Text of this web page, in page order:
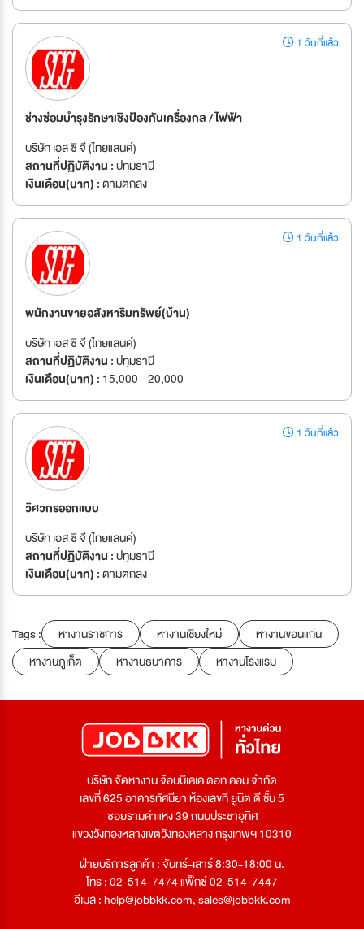
1 วันที่แล้ว
ช่างซ่อมบำรุงรักษาเชิงป้องกันเครื่องกล / ไฟฟ้า
บริษัท เอส ซี จี (ไทยแลนด์)
สถานที่ปฏิบัติงาน :ปทุมธานี
เงินเดือน(บาท) :ตามตกลง
1 วันที่แล้ว
พนักงานขายอสังหาริมทรัพย์(บ้าน)
บริษัท เอส ซี จี (ไทยแลนด์)
สถานที่ปฏิบัติงาน :ปทุมธานี
เงินเดือน(บาท) : 15,000 - 20,000
1 วันที่แล้ว
วิศวกรออกแบบ
บริษัท เอส ซี จี (ไทยแลนด์)
สถานที่ปฏิบัติงาน :ปทุมธานี
เงินเดือน(บาท) :ตามตกลง
Tags : หางานราชการ หางานเชียงใหม่
หางานขอนแก่น
หางานภูเก็ต
หางานธนาคาร หางานโรงแรม
บริษัท จัดหางาน จ๊อบบีเคเค ดอท คอม จำกัด
เลขที่ 625 อาคารทัศนียา ห้องเลขที่ ยูนิต ดี ชั้น 5
ซอยรามคำแหง 39 ถนนประชาอุทิศ
แขวงวังทองหลางเขตวังทองหลาง กรุงเทพฯ 10310
ฝ่ายบริการลูกค้า : จันทร์-เสาร์ 8:30-18:00 น.
โทร : 02-514-7474 แฟ็กซ์ 02-514-7447
อีเมล :help@jobbkk.com,sales@jobbkk.com